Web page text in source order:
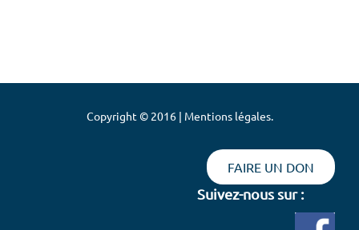
Copyright © 2016 | Mentions légales.
FAIRE UN DON
Suivez-nous sur :